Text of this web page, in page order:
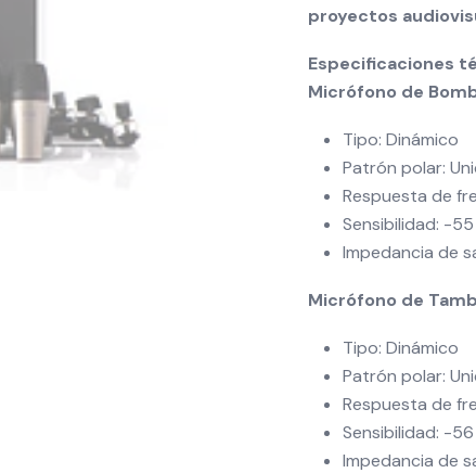
proyectos
Especificaciones
Micrófono de
Tipo: Dinámico
Patrón polar:
Respuesta de
Sensibilidad: -
Impedancia de
Micrófono de
Tipo: Dinámico
Patrón polar:
Respuesta de
Sensibilidad: -
Impedancia de